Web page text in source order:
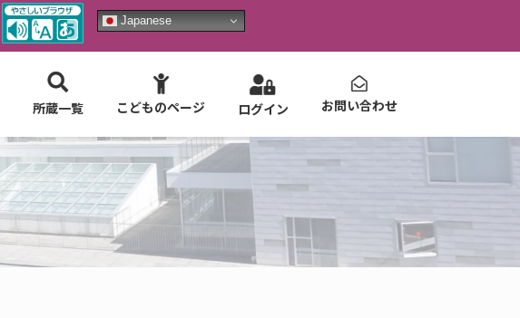
Japanese
所蔵一覧 こどものページ ログイン お問い合わせ